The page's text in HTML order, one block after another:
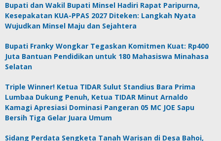
Bupati dan Wakil Bupati Minsel Hadiri Rapat Paripurna,
Kesepakatan KUA-PPAS 2027 Diteken: Langkah Nyata
Wujudkan Minsel Maju dan Sejahtera
Bupati Franky Wongkar Tegaskan Komitmen Kuat: Rp400
Juta Bantuan Pendidikan untuk 180 Mahasiswa Minahasa
Selatan
Triple Winner! Ketua TIDAR Sulut Standius Bara Prima
Lumbaa Dukung Penuh, Ketua TIDAR Minut Arnaldo
Kamagi Apresiasi Dominasi Pangeran 05 MC JOE Sapu
Bersih Tiga Gelar Juara Umum
Sidang Perdata Sengketa Tanah Warisan di Desa Bahoi,